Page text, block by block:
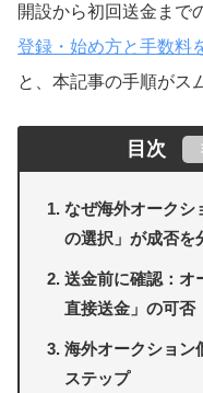
開設から初回送金まで
登録・始め方と手数料
と、本記事の手順がス
目次
なぜ海外オークシ
の選択」が成否を
送金前に確認：オ
直接送金」の可否
海外オークション
ステップ